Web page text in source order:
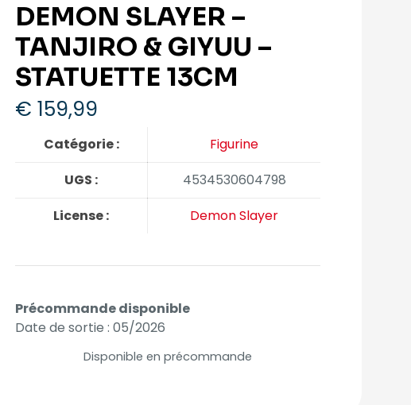
DEMON SLAYER –
TANJIRO & GIYUU –
STATUETTE 13CM
€ 159,99
Catégorie :
Figurine
UGS :
4534530604798
License :
Demon Slayer
Précommande disponible
Date de sortie : 05/2026
Disponible en précommande